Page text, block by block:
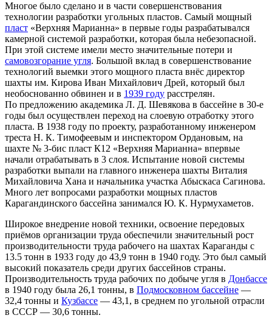
Многое было сделано и в части совершенствования
технологии разработки угольных пластов. Самый мощный
пласт «Верхняя Марианна» в первые годы разрабатывался
камерной системой разработки, которая была небезопасной.
При этой системе имели место значительные потери и
самовозгорание угля. Большой вклад в совершенствование
технологий выемки этого мощного пласта внёс директор
шахты им. Кирова Иван Михайлович Дрей, который был
необоснованно обвинен и в 1939 году расстрелян.
По предложению академика Л. Д. Шевякова в бассейне в 30-е
годы был осуществлен переход на слоевую отработку этого
пласта. В 1938 году по проекту, разработанному инженером
треста Н. К. Тимофеевым и инспектором Ордановым, на
шахте № 3-бис пласт К12 «Верхняя Марианна» впервые
начали отрабатывать в 3 слоя. Испытание новой системы
разработки выпали на главного инженера шахты Виталия
Михайловича Хана и начальника участка Абыскаса Сагинова.
Много лет вопросами разработки мощных пластов
Карагандинского бассейна занимался Ю. К. Нурмухаметов.
Широкое внедрение новой техники, освоение передовых
приёмов организации труда обеспечили значительный рост
производительности труда рабочего на шахтах Караганды с
13.5 тонн в 1933 году до 43,9 тонн в 1940 году. Это был самый
высокий показатель среди других бассейнов страны.
Производительность труда рабочих по добыче угля в Донбассе
в 1940 году была 26,1 тонны, в Подмосковном бассейне —
32,4 тонны и Кузбассе — 43,1, в среднем по угольной отрасли
в СССР — 30,6 тонны.